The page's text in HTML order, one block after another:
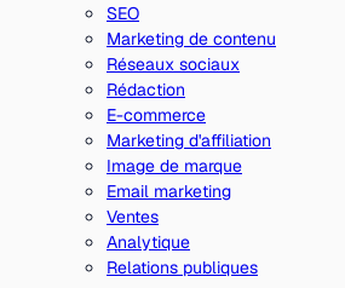
SEO
Marketing de contenu
Réseaux sociaux
Rédaction
E-commerce
Marketing d'affiliation
Image de marque
Email marketing
Ventes
Analytique
Relations publiques